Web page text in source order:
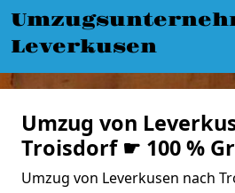
Leverkusen
Umzug von
Troisdorf ☛ 100 %
Umzug von Leverkusen nach